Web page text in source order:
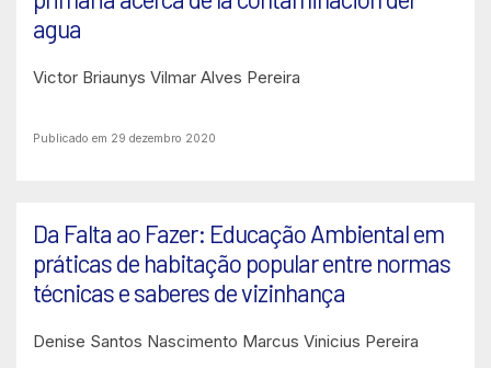
agua
Victor Briaunys Vilmar Alves Pereira
Publicado em 29 dezembro 2020
Da Falta ao Fazer: Educação Ambiental em
práticas de habitação popular entre normas
técnicas e saberes de vizinhança
Denise Santos Nascimento Marcus Vinicius Pereira